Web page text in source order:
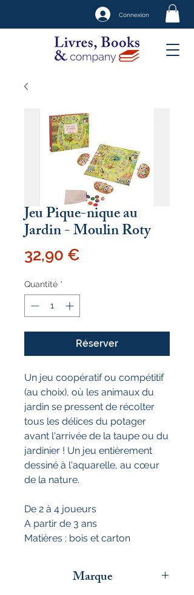
Connexion
Jeu Pique-nique au
Jardin - Moulin Roty
32,90 €
Quantité *
Réserver
Un jeu coopératif ou compétitif
(au choix), où les animaux du
jardin se pressent de récolter
tous les délices du potager
avant l'arrivée de la taupe ou du
jardinier ! Un jeu entièrement
dessiné à l'aquarelle, au cœur
de la nature.
De 2 à 4 joueurs
A partir de 3 ans
Matières : bois et carton
Marque